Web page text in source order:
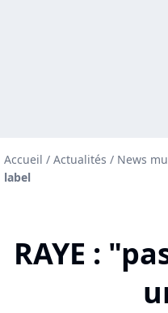
Accueil / Actualités / News
label
RAYE :